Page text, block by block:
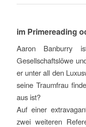
im Primereading
Aaron Banburry
Gesellschaftslöwe
er unter all den
seine Traumfrau
aus ist?
Auf einer
zwei weiteren